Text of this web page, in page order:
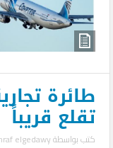
طائرة
تقلع قريباً
كتب بواسطةelgedawy